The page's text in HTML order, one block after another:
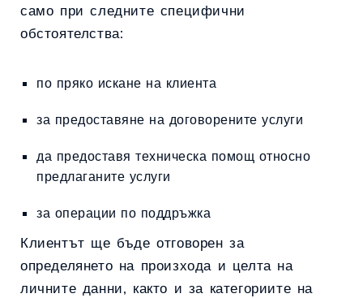
само при следните специфични
обстоятелства:
по пряко искане на клиента
за предоставяне на договорените услуги
да предоставя техническа помощ относно
предлаганите услуги
за операции по поддръжка
Клиентът ще бъде отговорен за
определянето на произхода и целта на
личните данни, както и за категориите на